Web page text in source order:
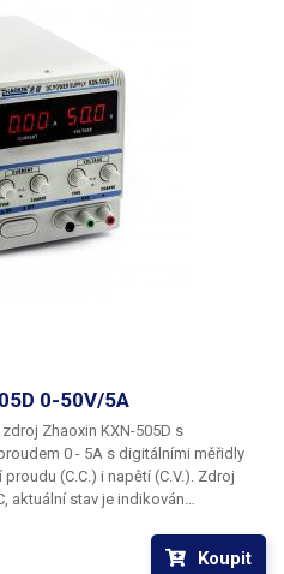
0-50V/5A
zdroj Zhaoxin KXN-505D s
0 - 5A s digitálními měřidly
(C.C.) i napětí (C.V.). Zdroj
, aktuální stav je indikován
dvojice pro každou
druhý pak k jemnému nastavení.
Koupit